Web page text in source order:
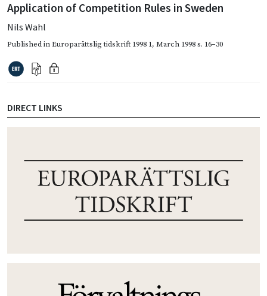
Application of Competition Rules in Sweden
Nils Wahl
Published inEuroparättslig tidskrift 1998 1, March 1998s. 16–30
DIRECT LINKS